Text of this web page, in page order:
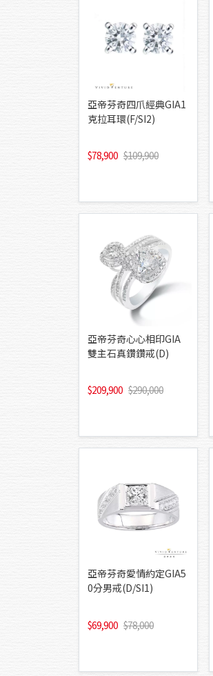
亞帝芬奇四爪經典GIA1
克拉耳環(F/SI2)
78,900 109,900
亞帝芬奇心心相印GIA
雙主石真鑽鑽戒(D)
209,900 290,000
亞帝芬奇愛情約定GIA5
0分男戒(D/SI1)
69,900 78,000